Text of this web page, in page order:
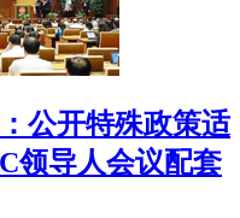
公开特殊政策适
领导人会议配套